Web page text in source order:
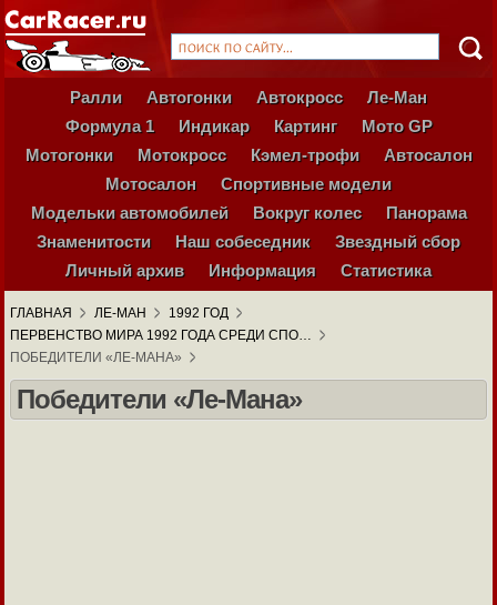
Ралли Автогонки Автокросс
Ле-Ман
Формула 1
Индикар Картинг
Мото GP
Мотогонки
Мотокросс Кэмел-трофи
Автосалон
Мотосалон
Спортивные модели
Модельки автомобилей
Вокруг колес
Панорама
Знаменитости
Наш собеседник
Звездный сбор
Личный архив
Информация Статистика
ГЛАВНАЯ ЛЕ-МАН
1992 ГОД
ПЕРВЕНСТВО МИРА 1992 ГОДА СРЕДИ СПО…
ПОБЕДИТЕЛИ «ЛE-МАНА»
Победители «Лe-Мана»